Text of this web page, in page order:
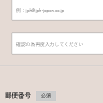
郵便番号 必須